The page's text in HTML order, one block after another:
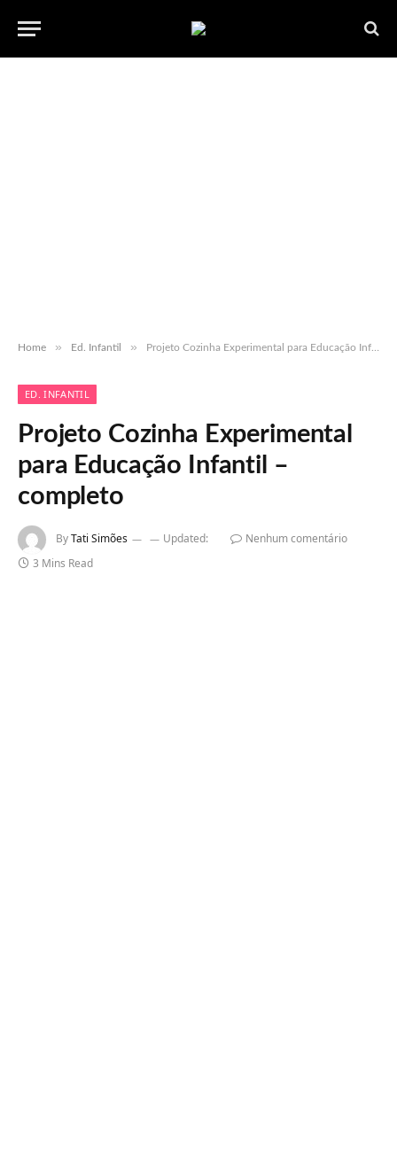
Home » Ed. Infantil » Projeto Cozinha Experimental para Educação Infantil – completo
ED. INFANTIL
Projeto Cozinha Experimental
para Educação Infantil –
completo
ByTati Simões Updated:
Nenhum comentário
3 Mins Read